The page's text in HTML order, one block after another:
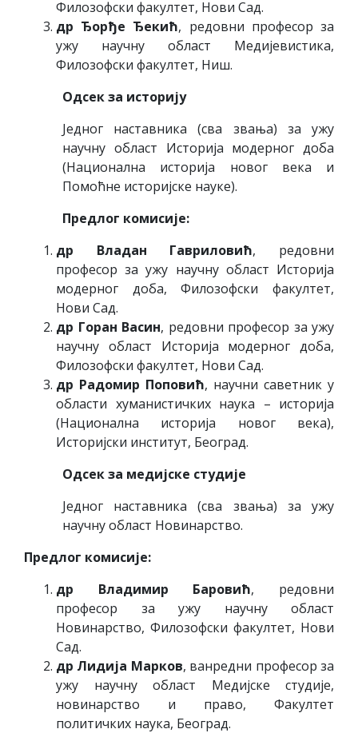
Филозофски факултет, Нови Сад.
др Ђорђе Ђекић, редовни професор за
ужу научну област Медијевистика,
Филозофски факултет, Ниш.
Одсек за историју
Једног наставника (сва звања) за ужу
научну област Историја модерног доба
(Национална историја новог века и
Помоћне историјске науке).
Предлог комисије:
др Владан Гавриловић, редовни
професор за ужу научну област Историја
модерног доба, Филозофски факултет,
Нови Сад.
др Горан Васин, редовни професор за ужу
научну област Историја модерног доба,
Филозофски факултет, Нови Сад.
др Радомир Поповић, научни саветник у
области хуманистичких наука – историја
(Национална историја новог века),
Историјски институт, Београд.
Одсек за медијске студије
Једног наставника (сва звања) за ужу
научну област Новинарство.
Предлог комисије:
др Владимир Баровић, редовни
професор за ужу научну област
Новинарство, Филозофски факултет, Нови
Сад.
др Лидија Марков, ванредни професор за
ужу научну област Медијске студије,
новинарство и право, Факултет
политичких наука, Београд.